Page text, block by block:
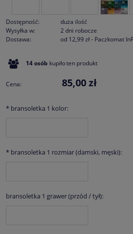
Dostępność:
duża ilość
Wysyłka w:
2 dni robocze
Dostawa:
od 12,99 zł- Paczkomat
Cena nie zawiera ewentualnych
14osób kupiłoten produkt
Cena: 85,00 zł
* bransoletka 1 kolor:
* bransoletka 1 rozmiar (damski, męski):
bransoletka 1 grawer (przód / tył):